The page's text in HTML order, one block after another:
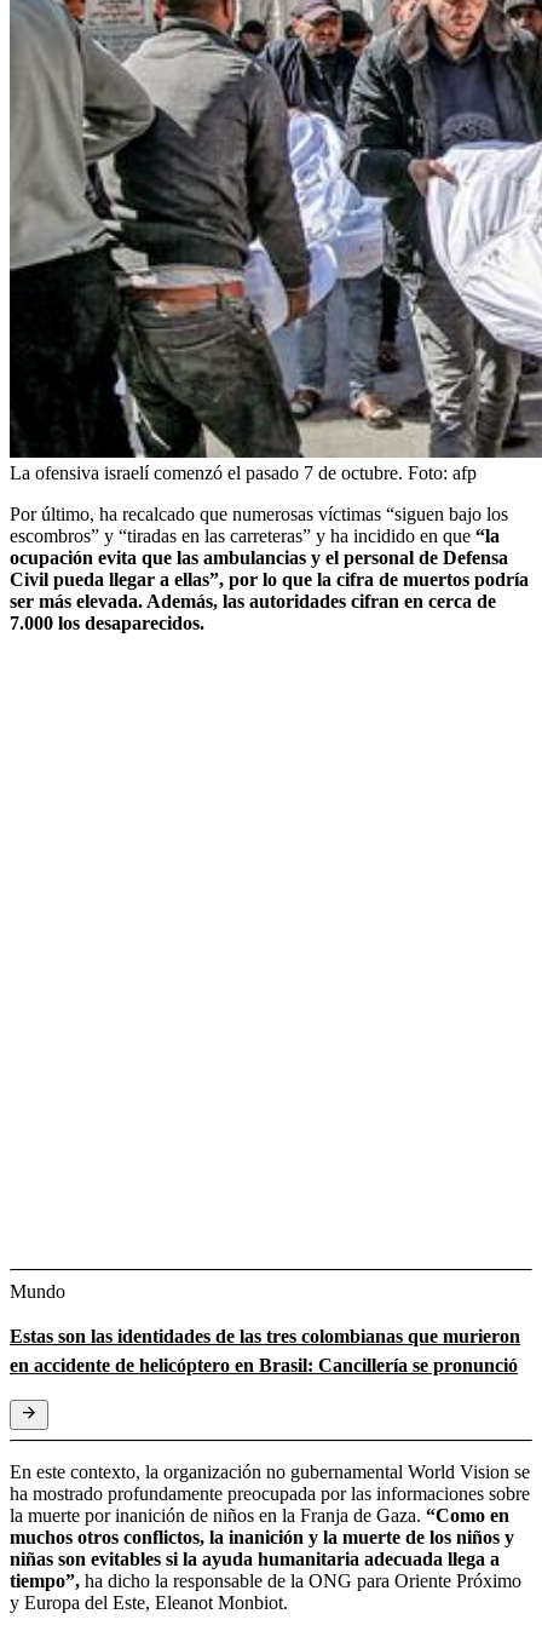
La ofensiva israelí comenzó el pasado 7 de octubre. Foto: afp
Por último, ha recalcado que numerosas víctimas “siguen bajo los
escombros” y “tiradas en las carreteras” y ha incidido en que “la
ocupación evita que las ambulancias y el personal de Defensa
Civil pueda llegar a ellas”, por lo que la cifra de muertos podría
ser más elevada. Además, las autoridades cifran en cerca de
7.000 los desaparecidos.
Mundo
Estas son las identidades de las tres colombianas que murieron
en accidente de helicóptero en Brasil: Cancillería se pronunció
En este contexto, la organización no gubernamental World Vision se
ha mostrado profundamente preocupada por las informaciones sobre
la muerte por inanición de niños en la Franja de Gaza. “Como en
muchos otros conflictos, la inanición y la muerte de los niños y
niñas son evitables si la ayuda humanitaria adecuada llega a
tiempo”, ha dicho la responsable de la ONG para Oriente Próximo
y Europa del Este, Eleanot Monbiot.